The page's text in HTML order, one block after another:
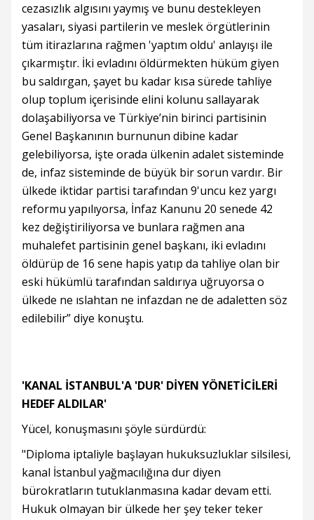
cezasızlık algısını yaymış ve bunu destekleyen
yasaları, siyasi partilerin ve meslek örgütlerinin
tüm itirazlarına rağmen 'yaptım oldu' anlayışı ile
çıkarmıştır. İki evladını öldürmekten hüküm giyen
bu saldırgan, şayet bu kadar kısa sürede tahliye
olup toplum içerisinde elini kolunu sallayarak
dolaşabiliyorsa ve Türkiye’nin birinci partisinin
Genel Başkanının burnunun dibine kadar
gelebiliyorsa, işte orada ülkenin adalet sisteminde
de, infaz sisteminde de büyük bir sorun vardır. Bir
ülkede iktidar partisi tarafından 9'uncu kez yargı
reformu yapılıyorsa, İnfaz Kanunu 20 senede 42
kez değiştiriliyorsa ve bunlara rağmen ana
muhalefet partisinin genel başkanı, iki evladını
öldürüp de 16 sene hapis yatıp da tahliye olan bir
eski hükümlü tarafından saldırıya uğruyorsa o
ülkede ne ıslahtan ne infazdan ne de adaletten söz
edilebilir” diye konuştu.
'KANAL İSTANBUL'A 'DUR' DİYEN YÖNETİCİLERİ
HEDEF ALDILAR'
Yücel, konuşmasını şöyle sürdürdü:
"Diploma iptaliyle başlayan hukuksuzluklar silsilesi,
kanal İstanbul yağmacılığına dur diyen
bürokratların tutuklanmasına kadar devam etti.
Hukuk olmayan bir ülkede her şey teker teker